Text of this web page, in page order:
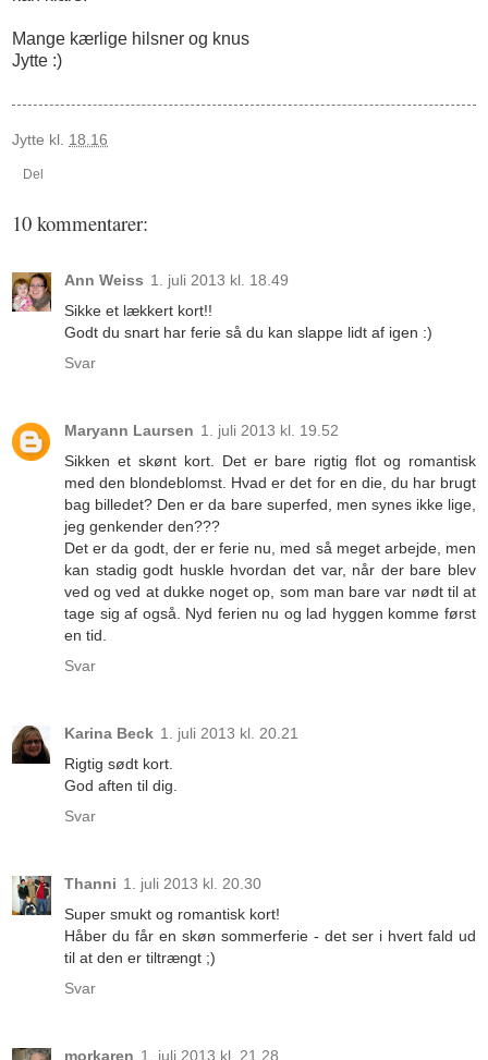
Mange kærlige hilsner og knus
Jytte :)
Jytte kl. 18.16
Del
10 kommentarer:
Ann Weiss 1. juli 2013 kl. 18.49
Sikke et lækkert kort!!
Godt du snart har ferie så du kan slappe lidt af igen :)
Svar
Maryann Laursen 1. juli 2013 kl. 19.52
Sikken et skønt kort. Det er bare rigtig flot og romantisk
med den blondeblomst. Hvad er det for en die, du har brugt
bag billedet? Den er da bare superfed, men synes ikke lige,
jeg genkender den???
Det er da godt, der er ferie nu, med så meget arbejde, men
kan stadig godt huskle hvordan det var, når der bare blev
ved og ved at dukke noget op, som man bare var nødt til at
tage sig af også. Nyd ferien nu og lad hyggen komme først
en tid.
Svar
Karina Beck 1. juli 2013 kl. 20.21
Rigtig sødt kort.
God aften til dig.
Svar
Thanni 1. juli 2013 kl. 20.30
Super smukt og romantisk kort!
Håber du får en skøn sommerferie - det ser i hvert fald ud
til at den er tiltrængt ;)
Svar
morkaren 1. juli 2013 kl. 21.28